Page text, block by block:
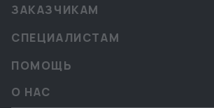
ЗАКАЗЧИКАМ
СПЕЦИАЛИСТАМ
ПОМОЩЬ
О НАС